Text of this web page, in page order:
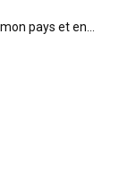
pays et en...